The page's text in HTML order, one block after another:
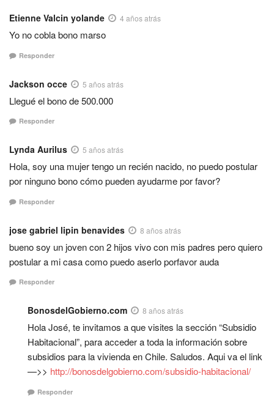
Etienne Valcin yolande 4 años atrás
Yo no cobla bono marso
Responder
Jackson occe 5 años atrás
Llegué el bono de 500.000
Responder
Lynda Aurilus 5 años atrás
Hola, soy una mujer tengo un recién nacido, no puedo postular
por ninguno bono cómo pueden ayudarme por favor?
Responder
jose gabriel lipin benavides 8 años atrás
bueno soy un joven con 2 hijos vivo con mis padres pero quiero
postular a mi casa como puedo aserlo porfavor auda
Responder
BonosdelGobierno.com 8 años atrás
Hola José, te invitamos a que visites la sección “Subsidio
Habitacional”, para acceder a toda la información sobre
subsidios para la vivienda en Chile. Saludos. Aqui va el link
—>> http://bonosdelgobierno.com/subsidio-habitacional/
Responder